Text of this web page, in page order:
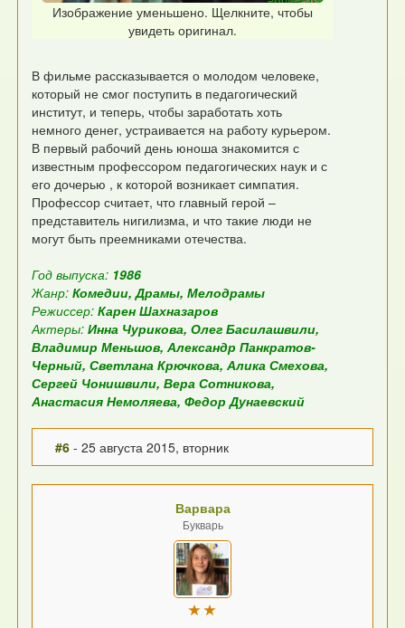
Изображение уменьшено. Щелкните, чтобы
увидеть оригинал.
В фильме рассказывается о молодом человеке,
который не смог поступить в педагогический
институт, и теперь, чтобы заработать хоть
немного денег, устраивается на работу курьером.
В первый рабочий день юноша знакомится с
известным профессором педагогических наук и с
его дочерью , к которой возникает симпатия.
Профессор считает, что главный герой –
представитель нигилизма, и что такие люди не
могут быть преемниками отечества.
Год выпуска: 1986
Жанр:Комедии, Драмы, Мелодрамы
Режиссер:Карен Шахназаров
Актеры:Инна Чурикова, Олег Басилашвили,
Владимир Меньшов, Александр Панкратов-
Черный, Светлана Крючкова, Алика Смехова,
Сергей Чонишвили, Вера Сотникова,
Анастасия Немоляева, Федор Дунаевский
#6 - 25 августа 2015, вторник
Варвара
Букварь